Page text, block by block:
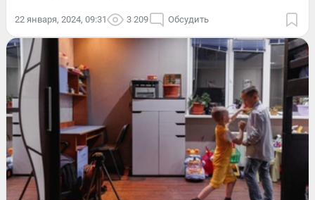
22 января, 2024, 09:31 3 209 Обсудить